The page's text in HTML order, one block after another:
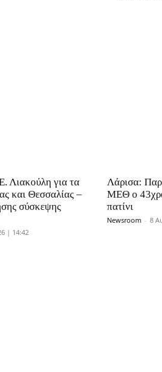
Λιακούλη για τα
και Θεσσαλίας –
σύσκεψης
| 14:42
Λάρισα:
ΜΕΘ o
πατίνι
Newsroom - 8